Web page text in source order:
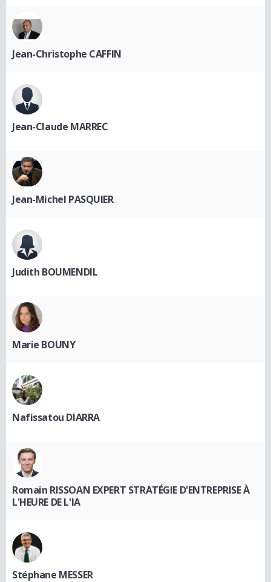
Jean-Christophe CAFFIN
Jean-Claude MARREC
Jean-Michel PASQUIER
Judith BOUMENDIL
Marie BOUNY
Nafissatou DIARRA
Romain RISSOAN EXPERT STRATÉGIE D'ENTREPRISE À
L'HEURE DE L'IA
Stéphane MESSER